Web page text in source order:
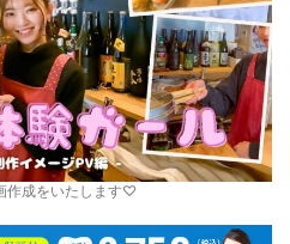
作成をいたします♡